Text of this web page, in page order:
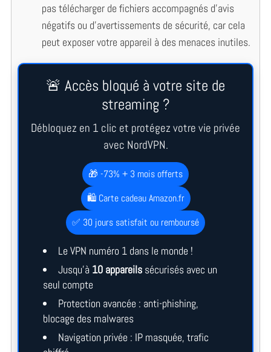
pas télécharger de fichiers accompagnés d’avis
négatifs ou d’avertissements de sécurité, car cela
peut exposer votre appareil à des menaces inutiles.
🚨 Accès bloqué à votre site de
streaming ?
Débloquez en 1 clic et protégez votre vie privée
avec NordVPN.
🎁 -73% + 3 mois offerts
🛍️ Carte cadeau Amazon.fr
✅ 30 jours satisfait ou remboursé
Le VPN numéro 1 dans le monde !
Jusqu’à 10 appareilssécurisés avec un
seul compte
Protection avancée : anti-phishing,
blocage des malwares
Navigation privée : IP masquée, trafic